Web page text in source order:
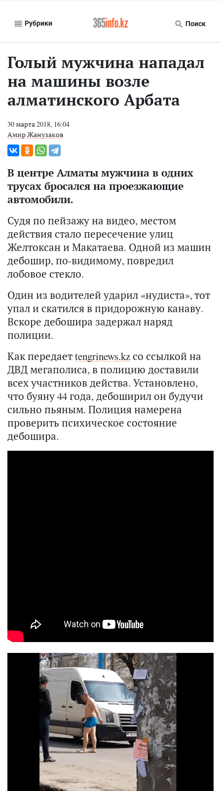
Рубрики Поиск
Голый мужчина нападал
на машины возле
алматинского Арбата
30 марта 2018, 16:04
Амир Жанузаков
В центре Алматы мужчина в одних
трусах бросался на проезжающие
автомобили.
Судя по пейзажу на видео, местом
действия стало пересечение улиц
Желтоксан и Макатаева. Одной из машин
дебошир, по-видимому, повредил
лобовое стекло.
Один из водителей ударил «нудиста», тот
упал и скатился в придорожную канаву.
Вскоре дебошира задержал наряд
полиции.
Как передаетtengrinews.kzсо ссылкой на
ДВД мегаполиса, в полицию доставили
всех участников действа. Установлено,
что буяну 44 года, дебоширил он будучи
сильно пьяным. Полиция намерена
проверить психическое состояние
дебошира.